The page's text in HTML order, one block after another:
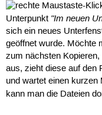
-
Unterpunkt "Im neuen
sich ein neues
geöffnet wurde. Möchte
zum nächsten
aus, zieht diese auf den
und wartet einen
kann man die Dateien